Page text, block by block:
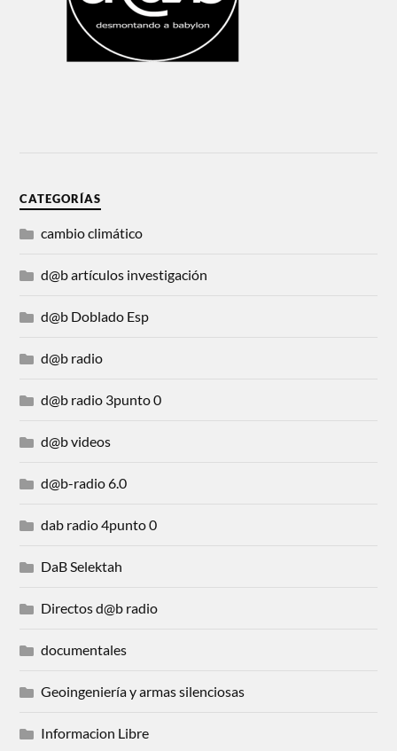
CATEGORÍAS
cambio climático
d@b artículos investigación
d@b Doblado Esp
d@b radio
d@b radio 3punto 0
d@b videos
d@b-radio 6.0
dab radio 4punto 0
DaB Selektah
Directos d@b radio
documentales
Geoingeniería y armas silenciosas
Informacion Libre